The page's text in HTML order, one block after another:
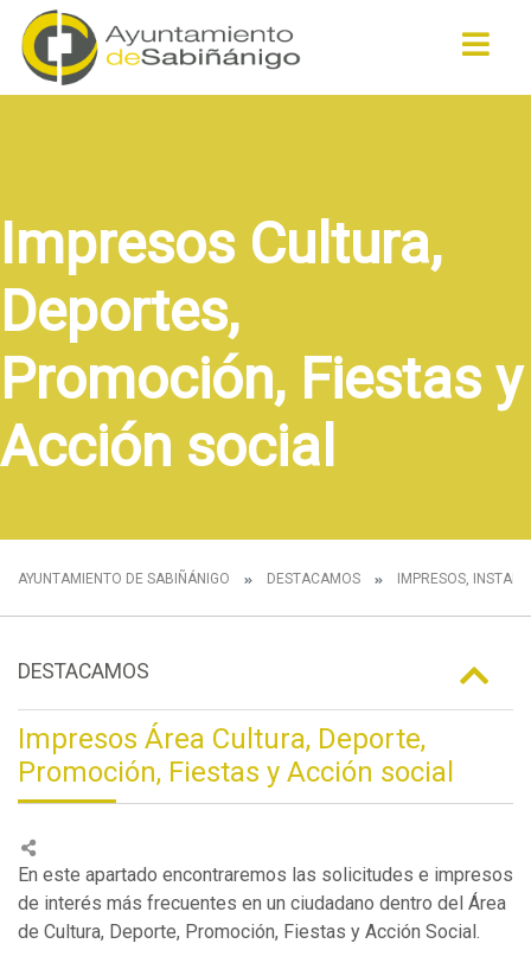
Impresos Cultura,
Deportes,
Promoción, Fiestas y
Acción social
AYUNTAMIENTO DE SABIÑÁNIGO DESTACAMOS IMPRESOS,
DESTACAMOS
Impresos Área Cultura, Deporte,
Promoción, Fiestas y Acción social
En este apartado encontraremos las solicitudes e impresos
de interés más frecuentes en un ciudadano dentro del Área
de Cultura, Deporte, Promoción, Fiestas y Acción Social.